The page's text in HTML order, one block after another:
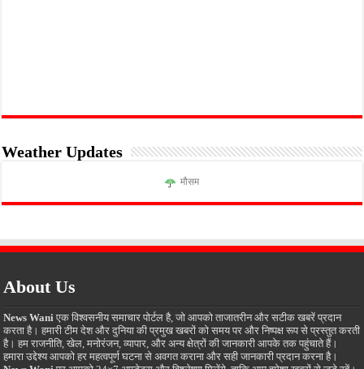
Weather Updates
मौसम
About Us
News Wani एक विश्वसनीय समाचार पोर्टल है, जो आपको ताजातरीन और सटीक खबरें प्रदान
करता है। हमारी टीम देश और दुनिया की प्रमुख खबरों को समय पर और निष्पक्ष रूप से प्रस्तुत करती
है। हम राजनीति, खेल, मनोरंजन, व्यापार, और अन्य क्षेत्रों की जानकारी आपके तक पहुंचाते हैं।
हमारा उद्देश्य आपको हर महत्वपूर्ण घटना से अवगत कराना और सही जानकारी प्रदान करना है।